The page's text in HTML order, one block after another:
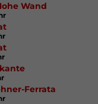
Wand
Ferrata